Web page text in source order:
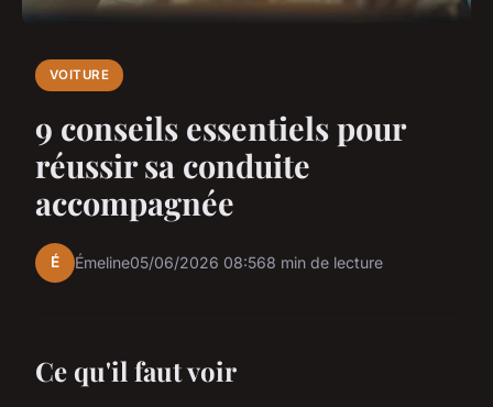
VOITURE
9 conseils essentiels pour
réussir sa conduite
accompagnée
É Émeline05/06/2026 08:568 min de lecture
Ce qu'il faut voir